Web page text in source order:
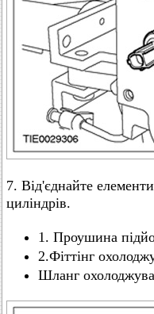
7. Від'єднайте
циліндрів.
1. Проушина
2.Фіттінг
Шланг